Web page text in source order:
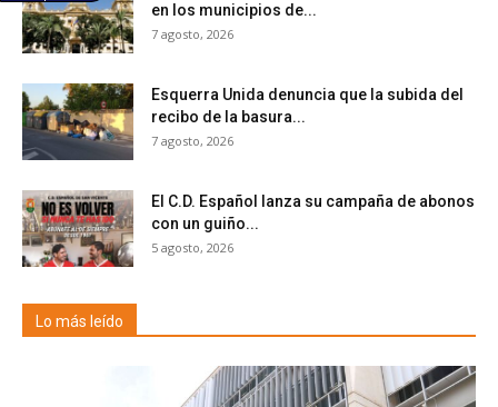
en los municipios de...
7 agosto, 2026
Esquerra Unida denuncia que la subida del
recibo de la basura...
7 agosto, 2026
El C.D. Español lanza su campaña de abonos
con un guiño...
5 agosto, 2026
Lo más leído